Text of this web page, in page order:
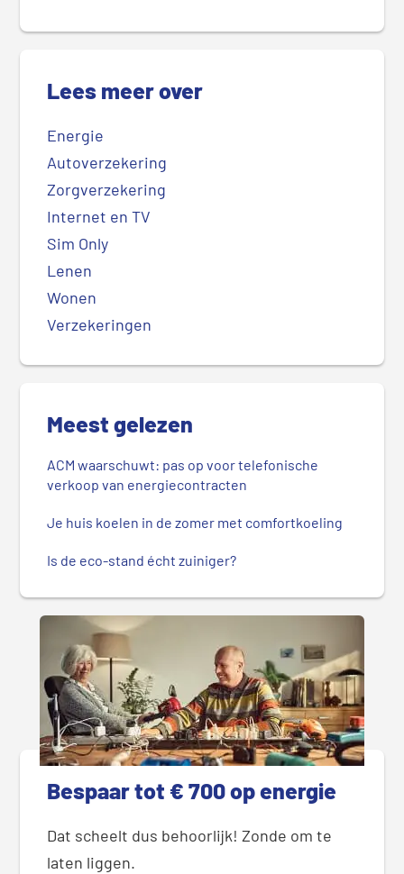
Lees meer over
Energie
Autoverzekering
Zorgverzekering
Internet en TV
Sim Only
Lenen
Wonen
Verzekeringen
Meest gelezen
ACM waarschuwt: pas op voor telefonische
verkoop van energiecontracten
Je huis koelen in de zomer met comfortkoeling
Is de eco-stand écht zuiniger?
Bespaar tot € 700 op energie
Dat scheelt dus behoorlijk! Zonde om te
laten liggen.